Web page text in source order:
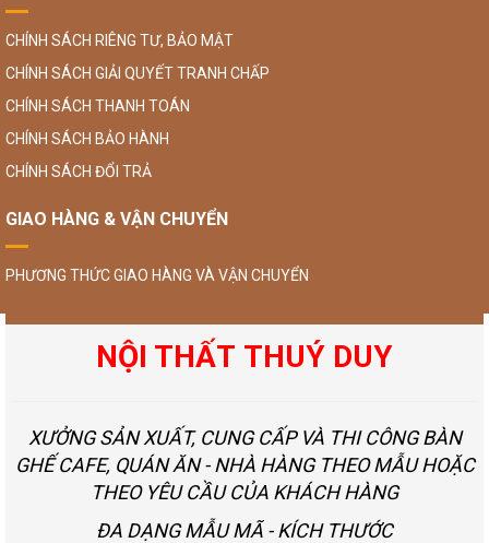
CHÍNH SÁCH RIÊNG TƯ, BẢO MẬT
CHÍNH SÁCH GIẢI QUYẾT TRANH CHẤP
CHÍNH SÁCH THANH TOÁN
CHÍNH SÁCH BẢO HÀNH
CHÍNH SÁCH ĐỔI TRẢ
GIAO HÀNG & VẬN CHUYỂN
PHƯƠNG THỨC GIAO HÀNG VÀ VẬN CHUYỂN
NỘI THẤT THUÝ DUY
XƯỞNG SẢN XUẤT, CUNG CẤP VÀ THI CÔNG BÀN
GHẾ CAFE, QUÁN ĂN - NHÀ HÀNG THEO MẪU HOẶC
THEO YÊU CẦU CỦA KHÁCH HÀNG
ĐA DẠNG MẪU MÃ - KÍCH THƯỚC